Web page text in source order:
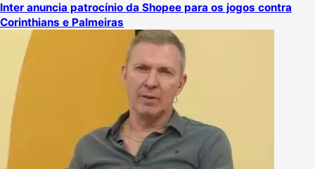
Inter anuncia patrocínio da Shopee para os jogos contra
Corinthians e Palmeiras